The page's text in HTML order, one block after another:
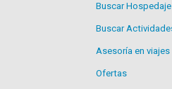
Buscar Hospedaje
Buscar
Asesoría en viajes
Ofertas